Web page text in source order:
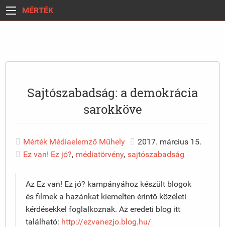
MÉRTÉK
Sajtószabadság: a demokrácia
sarokköve
Mérték Médiaelemző Műhely
2017. március 15.
Ez van! Ez jó?, médiatörvény, sajtószabadság
Az Ez van! Ez jó? kampányához készült blogok
és filmek a hazánkat kiemelten érintő közéleti
kérdésekkel foglalkoznak. Az eredeti blog itt
található: http://ezvanezjo.blog.hu/